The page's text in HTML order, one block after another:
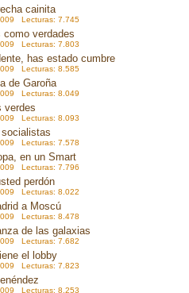
cainita
Lecturas: 7.745
como verdades
Lecturas: 7.803
has estado cumbre
Lecturas: 8.585
de Garoña
Lecturas: 8.049
verdes
Lecturas: 8.093
Lecturas: 7.578
en un Smart
Lecturas: 7.796
perdón
Lecturas: 8.022
a Moscú
Lecturas: 8.478
de las galaxias
Lecturas: 7.682
el lobby
Lecturas: 7.823
Lecturas: 8.253